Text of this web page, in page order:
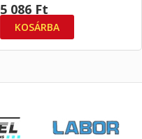
5 086 Ft
KOSÁRBA